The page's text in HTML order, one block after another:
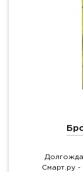
Смарт.ру -